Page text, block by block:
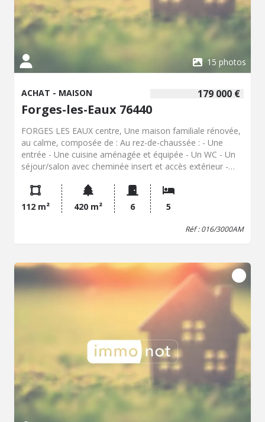
15 photos
179 000 €
ACHAT - MAISON
Forges-les-Eaux 76440
FORGES LES EAUX centre, Une maison familiale rénovée,
au calme, composée de : Au rez-de-chaussée : - Une
entrée - Une cuisine aménagée et équipée - Un WC - Un
séjour/salon avec cheminée insert et accès extérieur -
vasque - Deux petites "chambres" pouvant facilement Au
premier étage : - Une grande chambre avec arrivée et
évacuation d'eau pour créer une salle d'eau - Une grande
chambre - Une chambre avec placard en enfilade
électrique Tout à l'égout Un garage accolé accessible par
la cuisine avec évier et une buanderie carrelée Un garage
indépendant avec électricité Une terrasse carrelée Une
cave avec cumulus et adoucisseur Un abri jardin en bois
Jardin devant et derrière la maison sans vis à vis Contact :
Anouk MINIER 07.85.44.14.03. Les informations sur les
risques auxquels ce bien est exposé sont disponibles sur
le site Géorisques: www.georisques.gouv.fr - Classe
énergie : D - Classe climat : B - Montant estimé des
dépenses annuelles d'énergie pour un usage standard :
1410 à 1950 € (base 2021) - Prix Hon. Négo Inclus : 179
000 € dont 4,07% Hon. Négo TTC charge acq. Prix Hors
Hon. Négo :172 000 € - Réf : 016/3000AM
112 m² 420 m² 6 5
Réf : 016/3000AM